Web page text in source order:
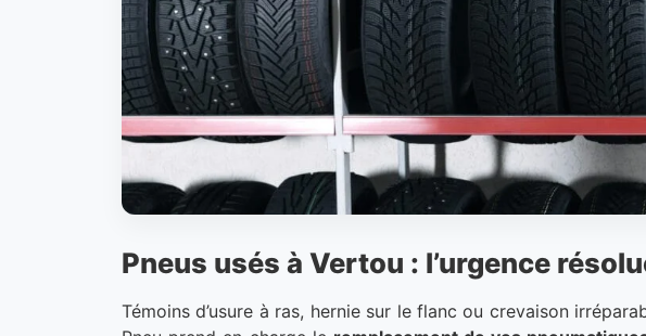
Pneus usés à Vertou : l’urgence
Témoins d’usure à ras, hernie sur le flanc ou crevaison